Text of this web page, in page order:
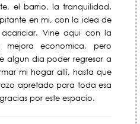
el barrio, la tranquilidad.
en mi, con la idea de
Vine aqui con la
economica, pero
algun dia poder regresar a
mi hogar allí, hasta que
apretado para toda esa
por este espacio.